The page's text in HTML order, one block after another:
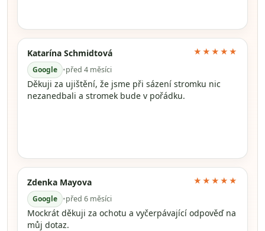
Katarína Schmidtová
Google •před 4 měsíci
★★★★★
Děkuji za ujištění, že jsme při sázení stromku nic
nezanedbali a stromek bude v pořádku.
Zdenka Mayova
Google •před 6 měsíci
★★★★★
Mockrát děkuji za ochotu a vyčerpávající odpověď na
můj dotaz.